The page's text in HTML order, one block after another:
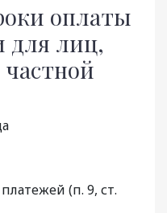
оплаты
лиц,
(п. 9, ст.